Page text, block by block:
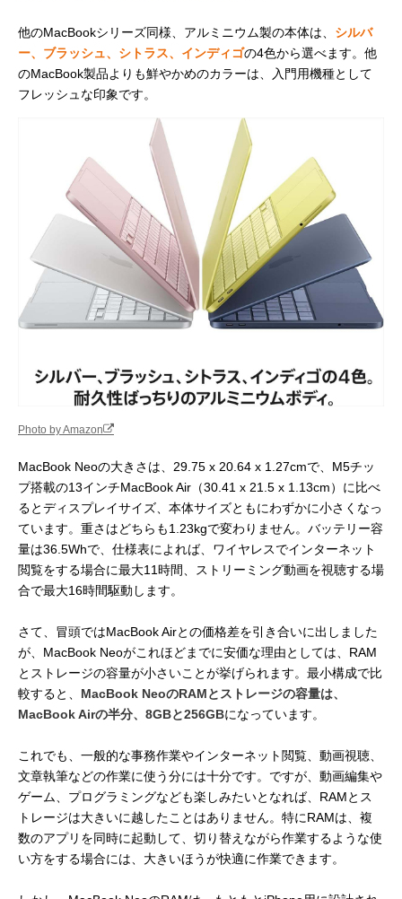
他のMacBookシリーズ同様、アルミニウム製の本体は、 シルバ
ー、ブラッシュ、シトラス、インディゴの4色から選べます。他
のMacBook製品よりも鮮やかめのカラーは、入門用機種として
フレッシュな印象です。
Photo by Amazon
MacBook Neoの大きさは、29.75 x 20.64 x 1.27cmで、M5チッ
プ搭載の13インチMacBook Air（30.41 x 21.5 x 1.13cm）に比べ
るとディスプレイサイズ、本体サイズともにわずかに小さくなっ
ています。重さはどちらも1.23kgで変わりません。バッテリー容
量は36.5Whで、仕様表によれば、ワイヤレスでインターネット
閲覧をする場合に最大11時間、ストリーミング動画を視聴する場
合で最大16時間駆動します。
さて、冒頭ではMacBook Airとの価格差を引き合いに出しました
が、MacBook Neoがこれほどまでに安価な理由としては、RAM
とストレージの容量が小さいことが挙げられます。最小構成で比
較すると、 MacBook NeoのRAMとストレージの容量は、
MacBook Airの半分、8GBと256GBになっています。
これでも、一般的な事務作業やインターネット閲覧、動画視聴、
文章執筆などの作業に使う分には十分です。ですが、動画編集や
ゲーム、プログラミングなども楽しみたいとなれば、RAMとス
トレージは大きいに越したことはありません。特にRAMは、複
数のアプリを同時に起動して、切り替えながら作業するような使
い方をする場合には、大きいほうが快適に作業できます。